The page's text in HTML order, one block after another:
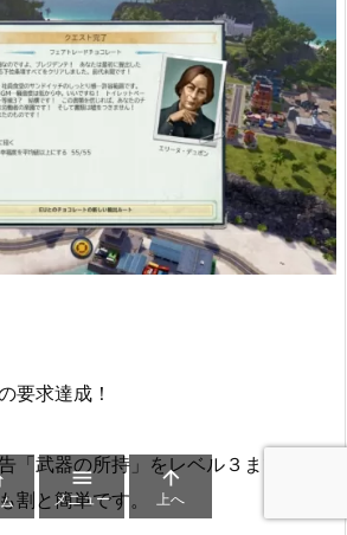
要求達成！
「武器の所持」をレベル３まで上げ
割と簡単です。

メニュー

上へ